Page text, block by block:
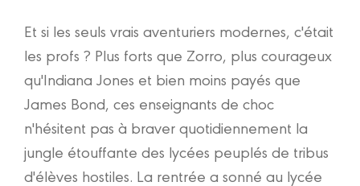
Et si les seuls vrais aventuriers modernes, c'était
les profs ? Plus forts que Zorro, plus courageux
qu'Indiana Jones et bien moins payés que
James Bond, ces enseignants de choc
n'hésitent pas à braver quotidiennement la
jungle étouffante des lycées peuplés de tribus
d'élèves hostiles. La rentrée a sonné au lycée